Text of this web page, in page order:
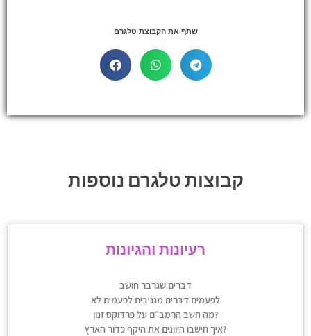
שתף את הקבוצת טלגרם
קבוצות טלגרם נוספות
רעיונות והגיונות
דברים שגרבר חושב
לפעמים דברים מגניבים לפעמים לא
מה חשב הרמב״ם על פרדוקס זנון?
איך חישבו היוונים את היקף כדור הארץ?